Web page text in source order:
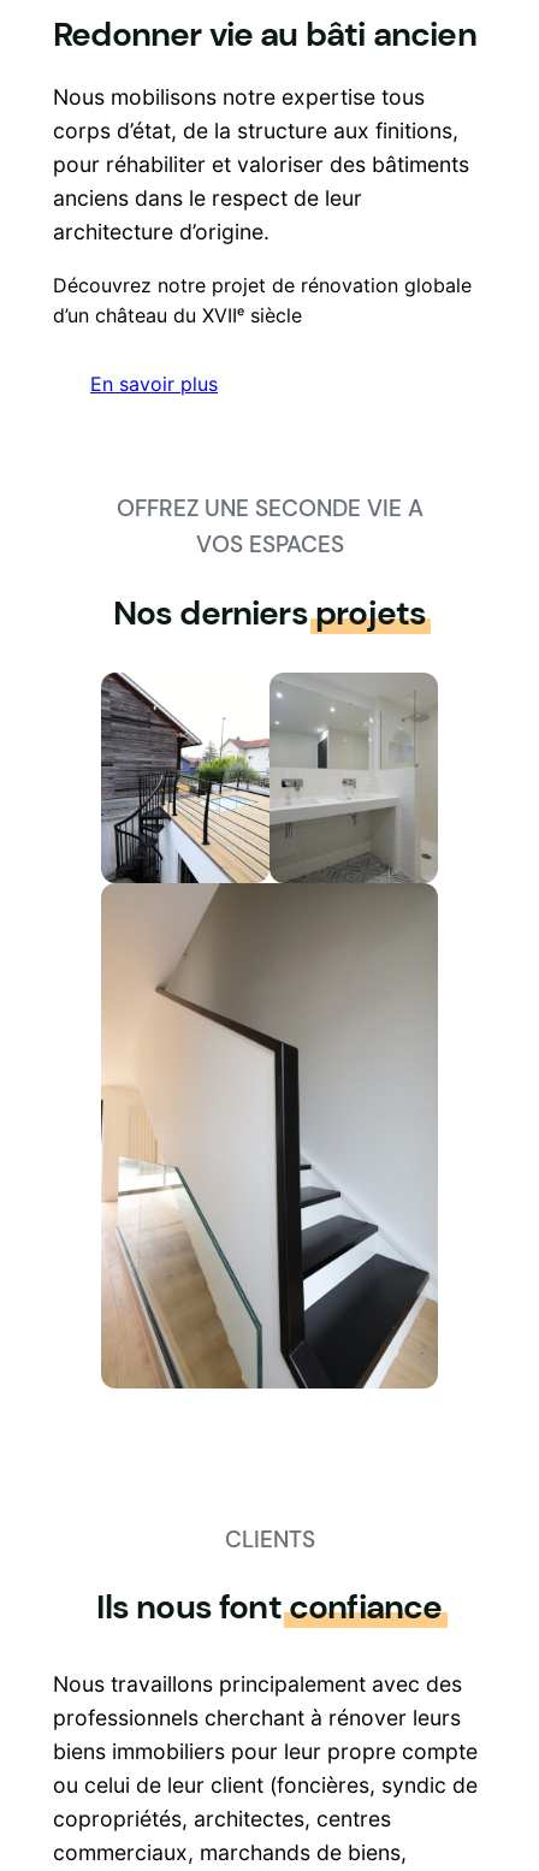
Redonner vie au bâti ancien
Nous mobilisons notre expertise tous
corps d’état, de la structure aux finitions,
pour réhabiliter et valoriser des bâtiments
anciens dans le respect de leur
architecture d’origine.
Découvrez notre projet de rénovation globale
d’un château du XVIIᵉ siècle
En savoir plus
OFFREZ UNE SECONDE VIE A
VOS ESPACES
Nos derniersprojets
CLIENTS
Ils nous fontconfiance
Nous travaillons principalement avec des
professionnels cherchant à rénover leurs
biens immobiliers pour leur propre compte
ou celui de leur client (foncières, syndic de
copropriétés, architectes, centres
commerciaux, marchands de biens,